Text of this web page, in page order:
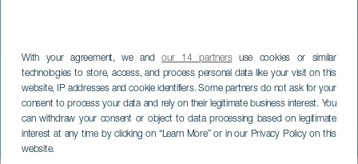
With your agreement, we andour 14 partnersuse cookies or similar
technologies to store, access, and process personal data like your visit on this
website, IP addresses and cookie identifiers. Some partners do not ask for your
consent to process your data and rely on their legitimate business interest. You
can withdraw your consent or object to data processing based on legitimate
interest at any time by clicking on “Learn More” or in our Privacy Policy on this
website.
Międzynarodowy Festiwal
Canarias Jazz & More
FUERTEVENTURA